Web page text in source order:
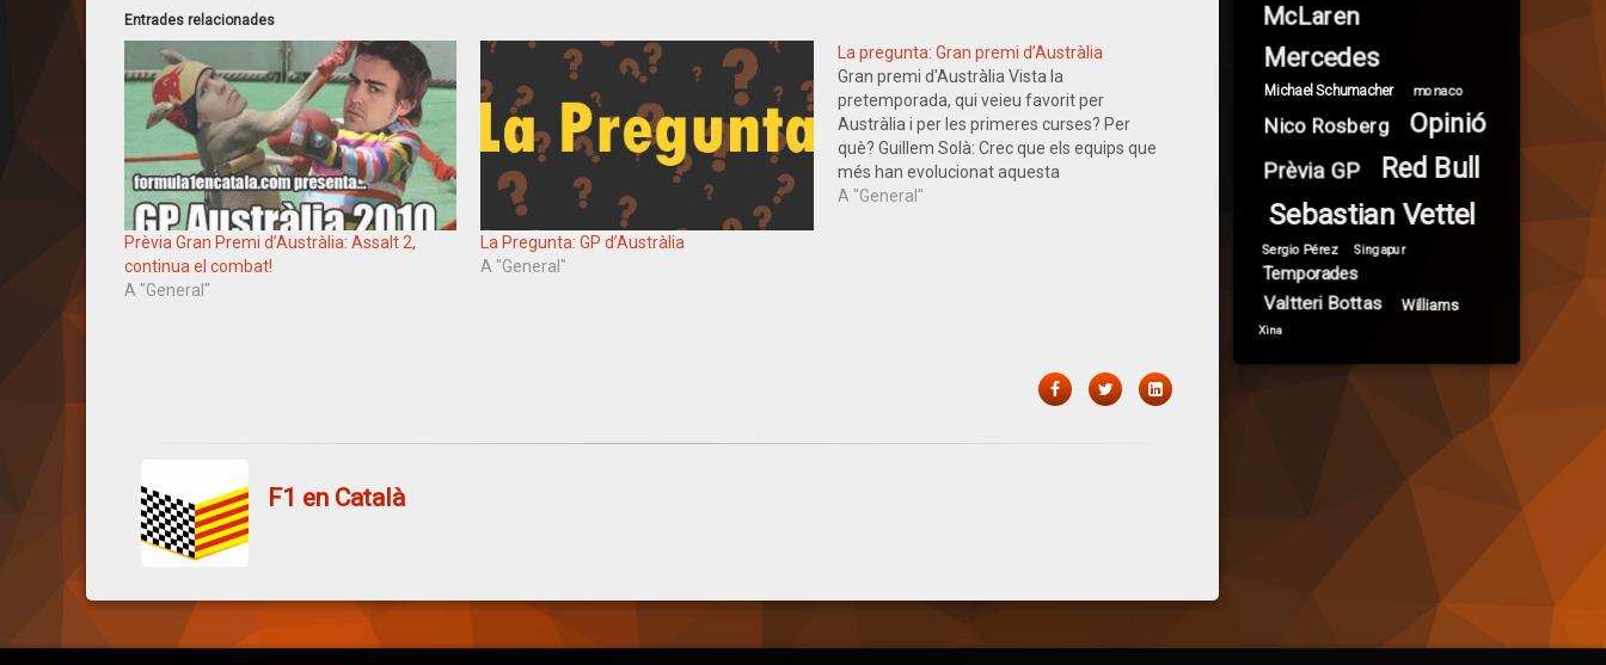
Entrades relacionades
Prèvia Gran Premi d’Austràlia: Assalt 2,
continua el combat!
A "General"
La Pregunta: GP d’Austràlia
A "General"
La pregunta: Gran premi d’Austràlia
Gran premi d'Austràlia Vista la
pretemporada, qui veieu favorit per
Austràlia i per les primeres curses? Per
què? Guillem Solà: Crec que els equips que
més han evolucionat aquesta
pretemporada han sigut Force India i
A "General"
FacebookTwitterLinkedIn
F1 en Català
McLaren
Mercedes
Michael Schumacher monaco
Nico Rosberg Opinió
Prèvia GP Red Bull
Sebastian Vettel
Sergio Pérez Singapur
Temporades
Valtteri Bottas Williams
Xina